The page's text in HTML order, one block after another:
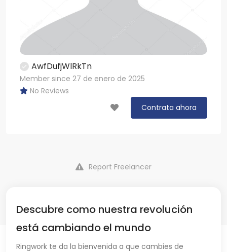
AwfDufjWlRkTn
Member since 27 de enero de 2025
No Reviews
Contrata ahora
Report Freelancer
Descubre como nuestra revolución
está cambiando el mundo
Ringwork te da la bienvenida a que cambies de